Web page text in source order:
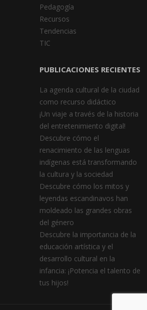
Pedagogía
Recursos
Tendencias
TIC
PUBLICACIONES RECIENTES
La agenda cultural de la ciudad
como recurso didáctico
¡Un viaje a través de la historia
del entretenimiento digital!
Descubre cómo el
renacimiento de las lenguas
indígenas está transformando
la cultura y la sociedad
Descubre cómo los mitos y
leyendas escandinavos han
moldeado las grandes obras
del género
Descubre la importancia de la
educación artística y el
desarrollo cultural en la
infancia: ¡Potencia el talento de
tus hijos!